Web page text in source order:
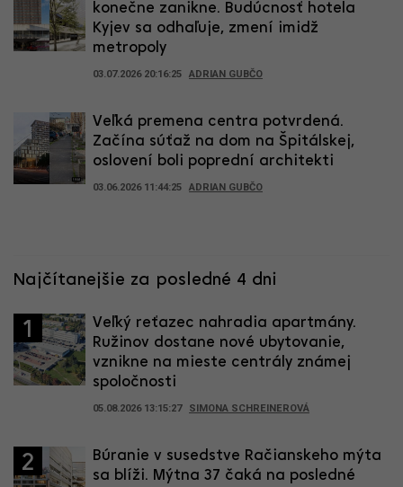
konečne zanikne. Budúcnosť hotela
Kyjev sa odhaľuje, zmení imidž
metropoly
03.07.2026 20:16:25 ADRIAN GUBČO
Veľká premena centra potvrdená.
Začína súťaž na dom na Špitálskej,
oslovení boli poprední architekti
03.06.2026 11:44:25 ADRIAN GUBČO
Najčítanejšie za posledné 4 dni
1
Veľký reťazec nahradia apartmány.
Ružinov dostane nové ubytovanie,
vznikne na mieste centrály známej
spoločnosti
05.08.2026 13:15:27 SIMONA SCHREINEROVÁ
2
Búranie v susedstve Račianskeho mýta
sa blíži. Mýtna 37 čaká na posledné